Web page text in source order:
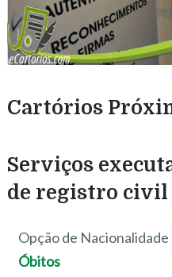
Cartórios
Serviços
de registro civil
Opção de Nacionalidade
Óbitos